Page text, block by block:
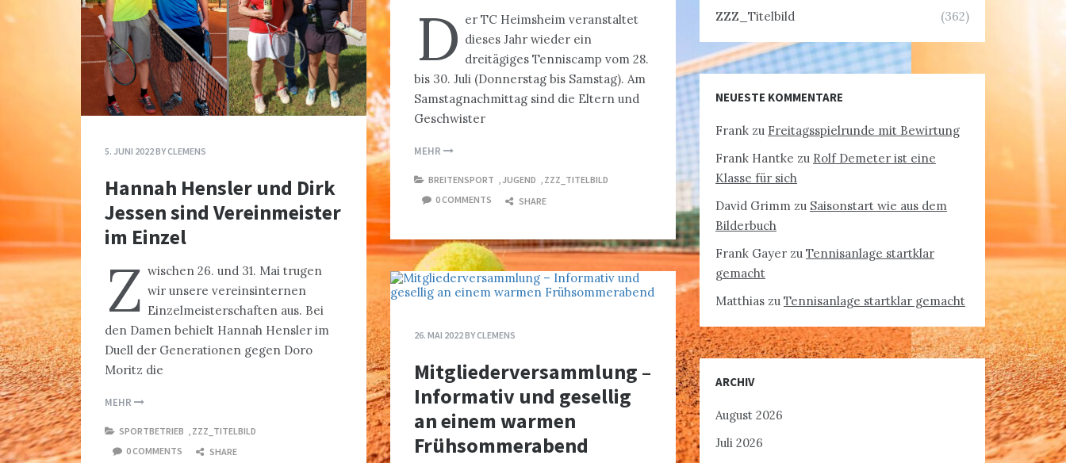
D er TC Heimsheim veranstaltet
dieses Jahr wieder ein
dreitägiges Tenniscamp vom 28.
bis 30. Juli (Donnerstag bis Samstag). Am
Samstagnachmittag sind die Eltern und
Geschwister
MEHR
BREITENSPORT ,JUGEND , ZZZ_TITELBILD
0 COMMENTS
SHARE
5. JUNI 2022BYCLEMENS
Hannah Hensler und Dirk
Jessen sind Vereinmeister
im Einzel
Z wischen 26. und 31. Mai trugen
wir unsere vereinsinternen
Einzelmeisterschaften aus. Bei
den Damen behielt Hannah Hensler im
Duell der Generationen gegen Doro
Moritz die
MEHR
SPORTBETRIEB
ZZZ_TITELBILD
0 COMMENTS
SHARE
26. MAI 2022BYCLEMENS
Mitgliederversammlung –
Informativ und gesellig
an einem warmen
Frühsommerabend
ZZZ_Titelbild
(362)
NEUESTE KOMMENTARE
Frank zu Freitagsspielrunde mit Bewirtung
Frank Hantke zu Rolf Demeter ist eine
Klasse für sich
David Grimm zu Saisonstart wie aus dem
Bilderbuch
Frank Gayer zu Tennisanlage startklar
gemacht
Matthias zu Tennisanlage startklar gemacht
ARCHIV
August 2026
Juli 2026